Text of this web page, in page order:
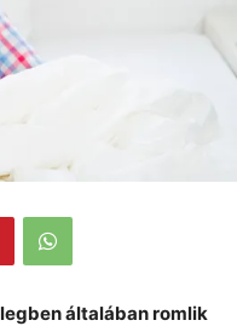
általában romlik